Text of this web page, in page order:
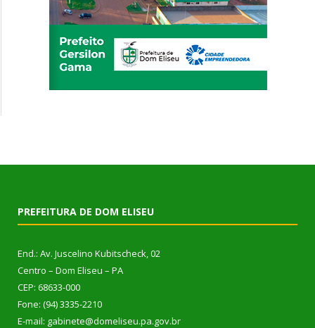
PREFEITURA DE DOM ELISEU
End.: Av. Juscelino Kubitscheck, 02
Centro – Dom Eliseu – PA
CEP: 68633-000
Fone: (94) 3335-2210
E-mail: gabinete@domeliseu.pa.gov.br